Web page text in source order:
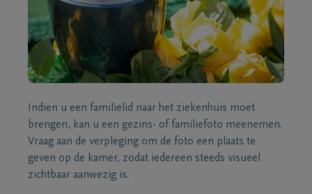
Indien u een familielid naar het ziekenhuis moet
brengen, kan u een gezins- of familiefoto meenemen.
Vraag aan de verpleging om de foto een plaats te
geven op de kamer, zodat iedereen steeds visueel
zichtbaar aanwezig is.